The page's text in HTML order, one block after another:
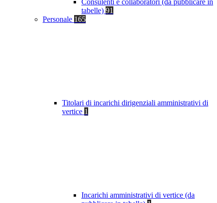
Consulenti e collaboratori (da pubblicare in
tabelle) 91
Personale 165
Titolari di incarichi dirigenziali amministrativi di
vertice 1
Incarichi amministrativi di vertice (da